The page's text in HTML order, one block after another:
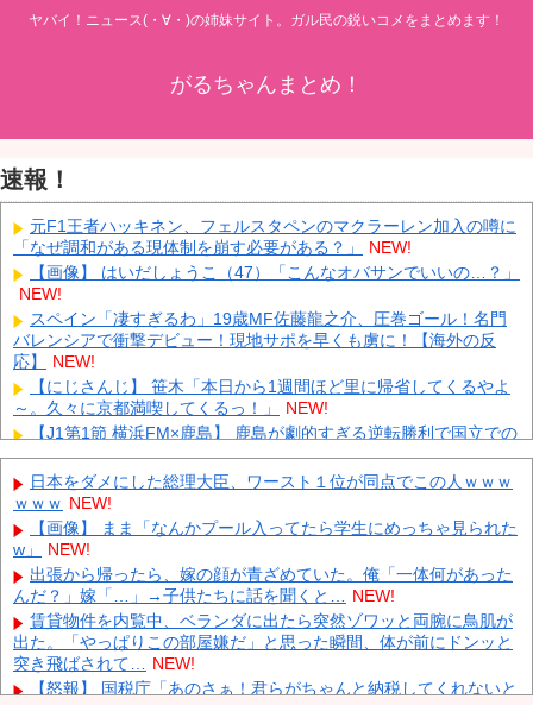
ヤバイ！ニュース(・∀・)の姉妹サイト。ガル民の鋭いコメをまとめます！
がるちゃんまとめ！
速報！
元F1王者ハッキネン、フェルスタペンのマクラーレン加入の噂に
「なぜ調和がある現体制を崩す必要がある？」
NEW!
【画像】 はいだしょうこ（47）「こんなオバサンでいいの…？」
NEW!
スペイン「凄すぎるわ」19歳MF佐藤龍之介、圧巻ゴール！名門
バレンシアで衝撃デビュー！現地サポを早くも虜に！【海外の反
応】
NEW!
【にじさんじ】 笹木「本日から1週間ほど里に帰省してくるやよ
～。久々に京都満喫してくるっ！」
NEW!
【J1第1節 横浜FM×鹿島】 鹿島が劇的すぎる逆転勝利で国立での
開幕戦制す！後半ATにチャヴリッチが2ゴールの大活躍 NEW!
KDDI、楽天への回線貸し出し終了へ 都市部で9月末に NEW!
日産e-power、無給油で1980km走行しギネス記録を達成、無駄な
発電や送電ロスなくEVよりエコを証明 NEW!
【動画】 広島記念公園を追い出された左翼さん、流石にキモすぎ
て炎上 NEW!
中国「大洪水！」三峡ダム「大雨で増水（台風直撃前」中国ダム
「緊急放流！」中国鉄道「列車が走行中に流される」中国避難所
「支援物資は有料です」謎の勢力「え」→ NEW!
中国Zbtlink製ルーター20機種にバックドア見つかる 外部から完全
制御のおそれ NEW!
日本をダメにした総理大臣、ワースト１位が同点でこの人ｗｗｗ
ｗｗｗ NEW!
【画像】 まま「なんかプール入ってたら学生にめっちゃ見られた
w」
NEW!
出張から帰ったら、嫁の顔が青ざめていた。俺「一体何があった
んだ？」嫁「…」→子供たちに話を聞くと… NEW!
賃貸物件を内覧中、ベランダに出たら突然ゾワッと両腕に鳥肌が
出た。「やっぱりこの部屋嫌だ」と思った瞬間、体が前にドンッと
突き飛ばされて… NEW!
【怒報】 国税庁「あのさぁ！君らがちゃんと納税してくれないと